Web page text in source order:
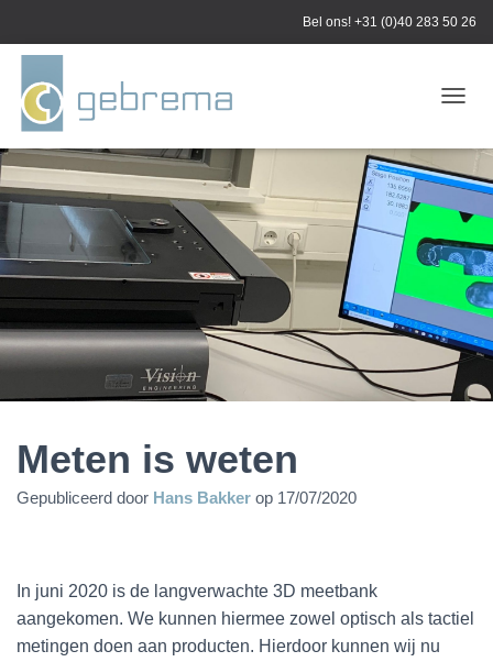
Bel ons! +31 (0)40 283 50 26
V
I
A
T
I
S
S
E
L
Meten is weten
Gepubliceerd door Hans Bakker op 17/07/2020
In juni 2020 is de langverwachte 3D meetbank
aangekomen. We kunnen hiermee zowel optisch als tactiel
metingen doen aan producten. Hierdoor kunnen wij nu